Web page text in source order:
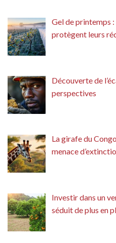
Gel de printemps
protègent leurs
Découverte de
perspectives
La girafe du
menace
Investir dans un
séduit de plus en